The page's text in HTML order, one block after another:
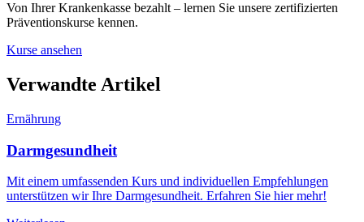
Von Ihrer Krankenkasse bezahlt – lernen Sie unsere zertifizierten
Präventionskurse kennen.
Kurse ansehen
Verwandte Artikel
Ernährung
Darmgesundheit
Mit einem umfassenden Kurs und individuellen Empfehlungen
unterstützen wir Ihre Darmgesundheit. Erfahren Sie hier mehr!